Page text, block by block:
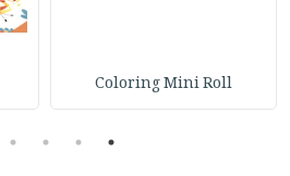
Coloring Mini Roll
1
2
3
4